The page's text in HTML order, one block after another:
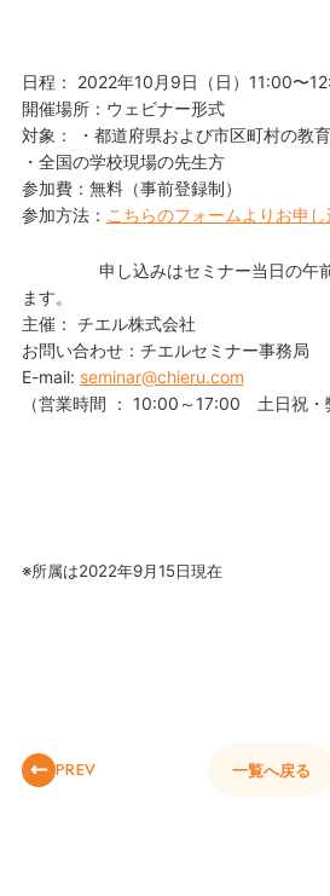
日程： 2022年10月9日（日）11:00〜
開催場所：ウェビナー形式
対象： ・都道府県および市区町村の教
・全国の学校現場の先生方
参加費：無料（事前登録制）
参加方法： こちらのフォームよりお申し
申し込みはセミナー当日の午前9
ます。
主催： チエル株式会社
お問い合わせ：チエルセミナー事務局
E-mail: seminar@chieru.com
（営業時間 ： 10:00～17:00 土日祝・
※所属は2022年9月15日現在
PREV 一覧へ戻る